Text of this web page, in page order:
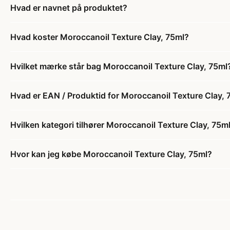
Hvad er navnet på produktet?
Hvad koster Moroccanoil Texture Clay, 75ml?
Hvilket mærke står bag Moroccanoil Texture Clay,
Hvad er EAN / Produktid for Moroccanoil Texture Clay,
Hvilken kategori tilhører Moroccanoil Texture Clay,
Hvor kan jeg købe Moroccanoil Texture Clay, 75ml?